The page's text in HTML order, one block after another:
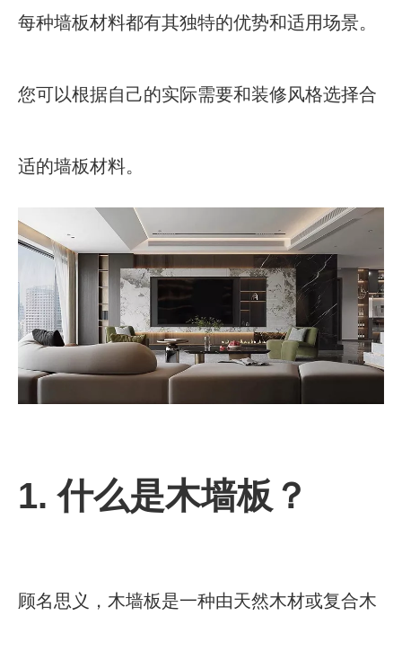
每种墙板材料都有其独特的优势和适用场景。
您可以根据自己的实际需要和装修风格选择合
适的墙板材料。
1. 什么是木墙板？
顾名思义，木墙板是一种由天然木材或复合木